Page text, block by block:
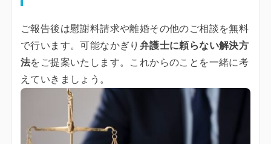
ご報告後は慰謝料請求や離婚その他のご相談を無料
で行います。可能なかぎり 弁護士に頼らない解決方
法をご提案いたします。これからのことを一緒に考
えていきましょう。